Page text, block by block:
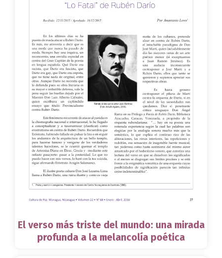
El verso más triste del mundo: una mirada
profunda a la melancolía poética